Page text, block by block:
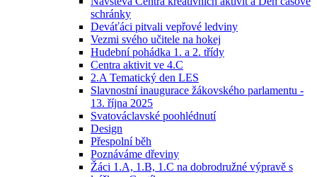
schránky
Deváťáci pitvali vepřové ledviny
Vezmi svého učitele na hokej
Hudební pohádka 1. a 2. třídy
Centra aktivit ve 4.C
2.A Tematický den LES
Slavnostní inaugurace žákovského parlamentu -
13. října 2025
Svatováclavské poohlédnutí
Design
Přespolní běh
Poznáváme dřeviny
Žáci 1.A, 1.B, 1.C na dobrodružné výpravě s